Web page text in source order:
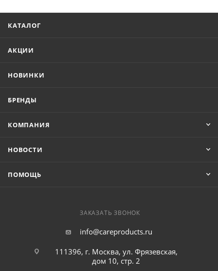
КАТАЛОГ
АКЦИИ
НОВИНКИ
БРЕНДЫ
КОМПАНИЯ
НОВОСТИ
ПОМОЩЬ
ЗАКАЗАТЬ ЗВОНОК
info@careproducts.ru
111396, г. Москва, ул. Фрязевская,
дом 10, стр. 2